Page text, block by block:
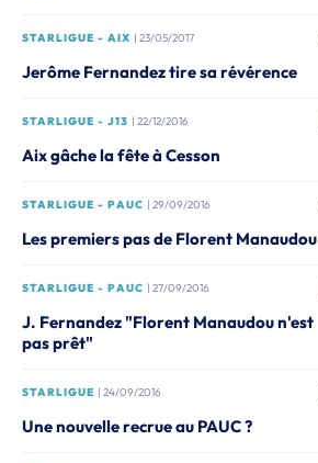
STARLIGUE - AIX | 23/05/2017
Jerôme Fernandez tire sa révérence
STARLIGUE - J13 | 22/12/2016
Aix gâche la fête à Cesson
STARLIGUE - PAUC | 29/09/2016
Les premiers pas de Florent Manaudou
STARLIGUE - PAUC | 27/09/2016
J. Fernandez "Florent Manaudou n'est
pas prêt"
STARLIGUE | 24/09/2016
Une nouvelle recrue au PAUC ?